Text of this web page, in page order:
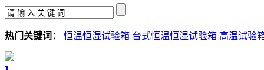
热门关键词： 恒温恒湿试验箱 台式恒温恒湿试验箱 高温试验